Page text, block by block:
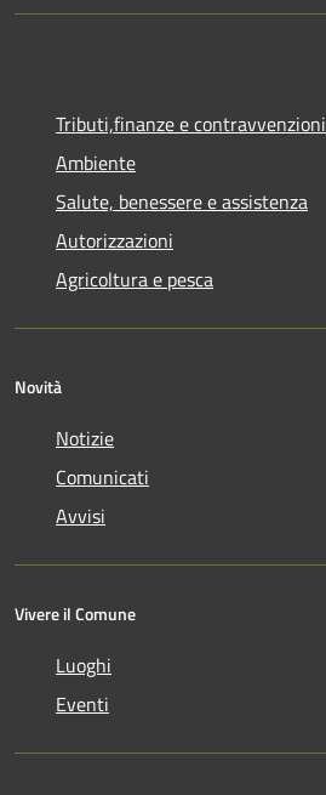
Tributi,finanze e contravvenzioni
Ambiente
Salute, benessere e assistenza
Autorizzazioni
Agricoltura e pesca
Novità
Notizie
Comunicati
Avvisi
Vivere il Comune
Luoghi
Eventi